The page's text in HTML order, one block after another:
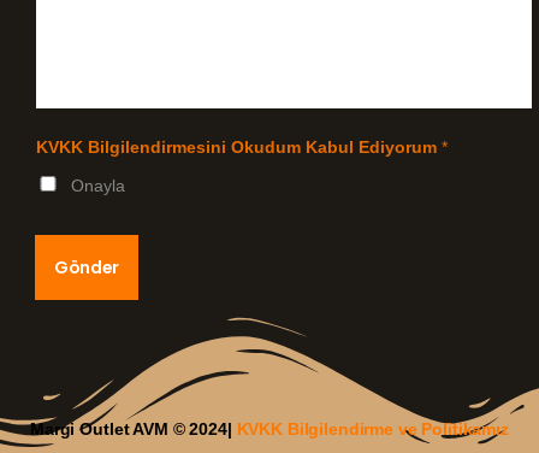
KVKK Bilgilendirmesini Okudum Kabul Ediyorum *
Onayla
Gönder
Margi Outlet AVM © 2024| KVKK Bilgilendirme ve Politikamız